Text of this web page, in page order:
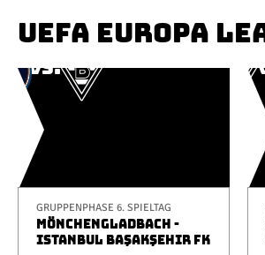
UEFA EUROPA
GRUPPENPHASE 6. SPIELTAG
MÖNCHENGLADBACH -
ISTANBUL BAŞAKŞEHIR FK